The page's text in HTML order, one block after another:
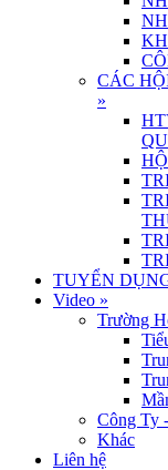
CÁC
»
TUYỂN
Video »
Trường
Công Ty
Khác
Liên hệ